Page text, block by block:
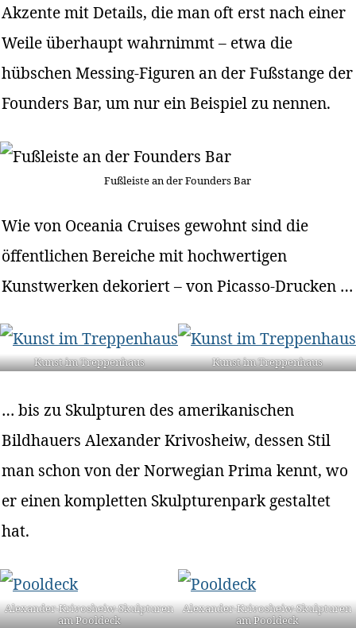
Akzente mit Details, die man oft erst nach einer
Weile überhaupt wahrnimmt – etwa die
hübschen Messing-Figuren an der Fußstange der
Founders Bar, um nur ein Beispiel zu nennen.
Fußleiste an der Founders Bar
Wie von Oceania Cruises gewohnt sind die
öffentlichen Bereiche mit hochwertigen
Kunstwerken dekoriert – von Picasso-Drucken …
Kunst im Treppenhaus Kunst im Treppenhaus
… bis zu Skulpturen des amerikanischen
Bildhauers Alexander Krivosheiw, dessen Stil
man schon von der Norwegian Prima kennt, wo
er einen kompletten Skulpturenpark gestaltet
hat.
Alexander-Krivosheiw-Skulpturen
am Pooldeck
Alexander-Krivosheiw-Skulpturen
am Pooldeck